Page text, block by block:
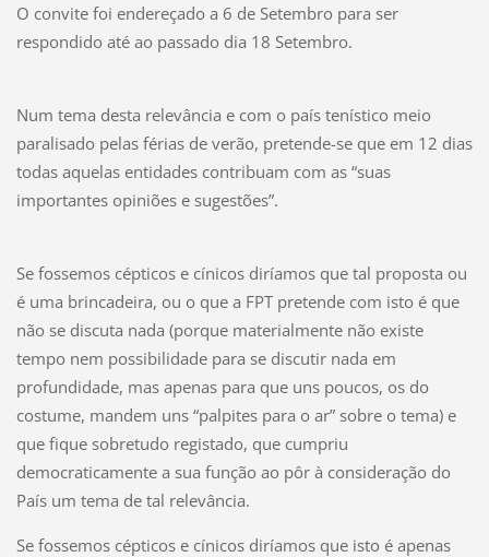
O convite foi endereçado a 6 de Setembro para ser
respondido até ao passado dia 18 Setembro.
Num tema desta relevância e com o país tenístico meio
paralisado pelas férias de verão, pretende-se que em 12 dias
todas aquelas entidades contribuam com as “suas
importantes opiniões e sugestões”.
Se fossemos cépticos e cínicos diríamos que tal proposta ou
é uma brincadeira, ou o que a FPT pretende com isto é que
não se discuta nada (porque materialmente não existe
tempo nem possibilidade para se discutir nada em
profundidade, mas apenas para que uns poucos, os do
costume, mandem uns “palpites para o ar” sobre o tema) e
que fique sobretudo registado, que cumpriu
democraticamente a sua função ao pôr à consideração do
País um tema de tal relevância.
Se fossemos cépticos e cínicos diríamos que isto é apenas